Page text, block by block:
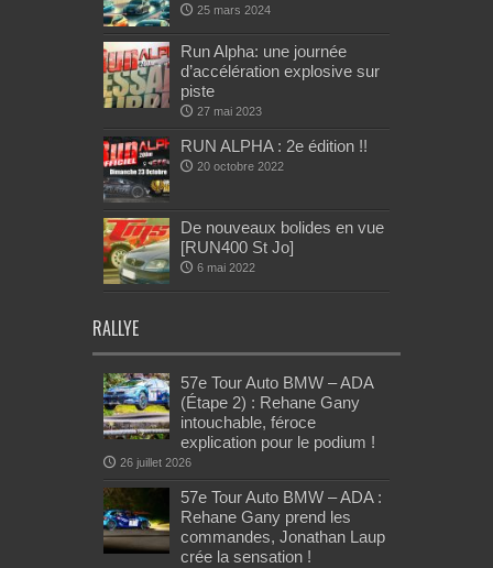
25 mars 2024
Run Alpha: une journée
d’accélération explosive sur
piste
27 mai 2023
RUN ALPHA : 2e édition !!
20 octobre 2022
De nouveaux bolides en vue
[RUN400 St Jo]
6 mai 2022
RALLYE
57e Tour Auto BMW – ADA
(Étape 2) : Rehane Gany
intouchable, féroce
explication pour le podium !
26 juillet 2026
57e Tour Auto BMW – ADA :
Rehane Gany prend les
commandes, Jonathan Laup
crée la sensation !